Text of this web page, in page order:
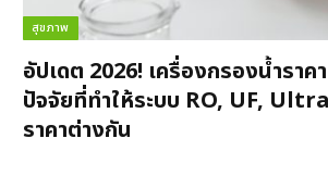
สุขภาพ
อัปเดต 2026! เครื่องกรองน้ำราค
ปัจจัยที่ทำให้ระบบ RO, UF,
ราคาต่างกัน